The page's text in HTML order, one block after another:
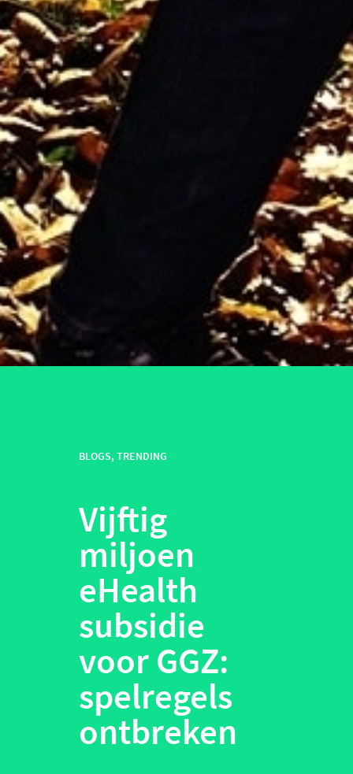
BLOGS, TRENDING
Vijftig
miljoen
eHealth
subsidie
voor GGZ:
spelregels
ontbreken